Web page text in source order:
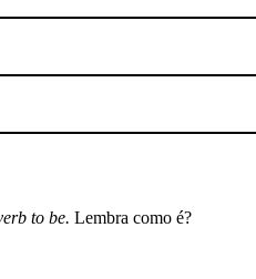
to be. Lembra como é?